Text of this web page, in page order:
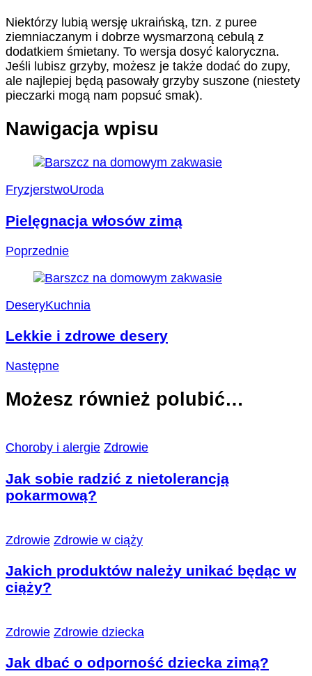
Niektórzy lubią wersję ukraińską, tzn. z puree
ziemniaczanym i dobrze wysmarzoną cebulą z
dodatkiem śmietany. To wersja dosyć kaloryczna.
Jeśli lubisz grzyby, możesz je także dodać do zupy,
ale najlepiej będą pasowały grzyby suszone (niestety
pieczarki mogą nam popsuć smak).
Nawigacja wpisu
FryzjerstwoUroda
Pielęgnacja włosów zimą
Poprzednie
DeseryKuchnia
Lekkie i zdrowe desery
Następne
Możesz również polubić…
Choroby i alergie Zdrowie
Jak sobie radzić z nietolerancją
pokarmową?
Zdrowie Zdrowie w ciąży
Jakich produktów należy unikać będąc w
ciąży?
Zdrowie Zdrowie dziecka
Jak dbać o odporność dziecka zimą?